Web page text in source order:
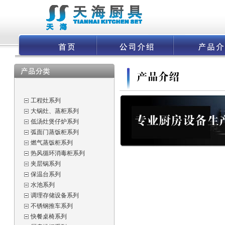
工程灶系列
大锅灶、蒸柜系列
低汤灶煲仔炉系列
弧面门蒸饭柜系列
燃气蒸饭柜系列
热风循环消毒柜系列
夹层锅系列
保温台系列
水池系列
调理存储设备系列
不锈钢推车系列
快餐桌椅系列